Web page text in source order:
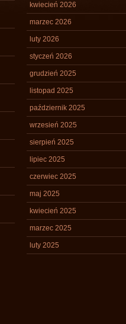
kwiecień 2026
marzec 2026
luty 2026
styczeń 2026
grudzień 2025
listopad 2025
październik 2025
wrzesień 2025
sierpień 2025
lipiec 2025
czerwiec 2025
maj 2025
kwiecień 2025
marzec 2025
luty 2025